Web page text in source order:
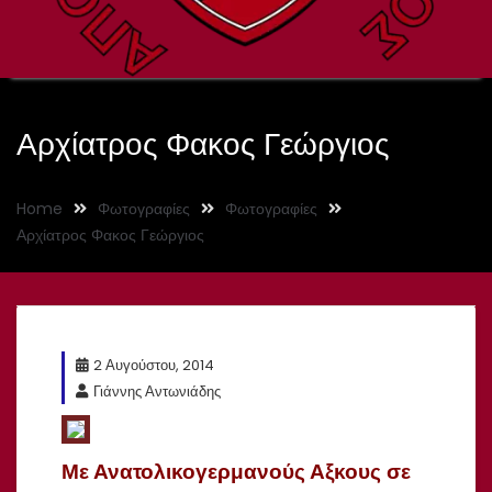
Αρχίατρος Φακος Γεώργιος
Home Φωτογραφίες
Φωτογραφίες
Αρχίατρος Φακος Γεώργιος
2 Αυγούστου, 2014
Γιάννης Αντωνιάδης
Με Ανατολικογερμανούς Αξκους σε